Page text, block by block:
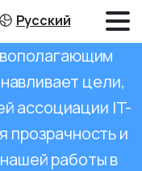
Русский
цели,
ассоциации IT-
прозрачность и
работы в